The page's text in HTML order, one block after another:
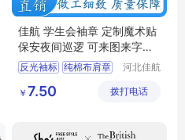
佳航 学生会袖章 定制魔术贴
保安夜间巡逻 可来图来字制
作
反光袖标 纯棉布肩章
大红袖章
魔术贴袖章
河北佳航
有限公司
￥ 7.50 拨打电话